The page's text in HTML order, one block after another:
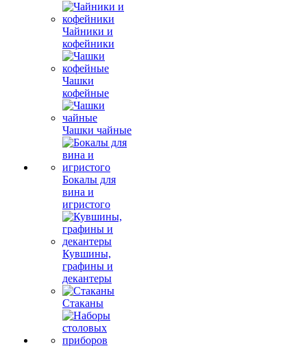
Чайники и
кофейники
Чашки
кофейные
Чашки чайные
Бокалы для
вина и
игристого
Кувшины,
графины и
декантеры
Стаканы